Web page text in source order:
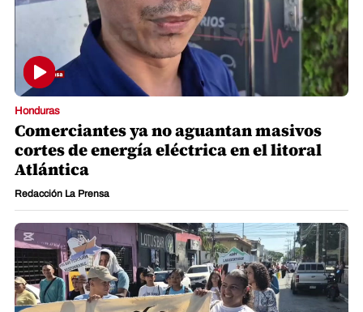
Honduras
Comerciantes ya no aguantan masivos
cortes de energía eléctrica en el litoral
Atlántica
Redacción La Prensa